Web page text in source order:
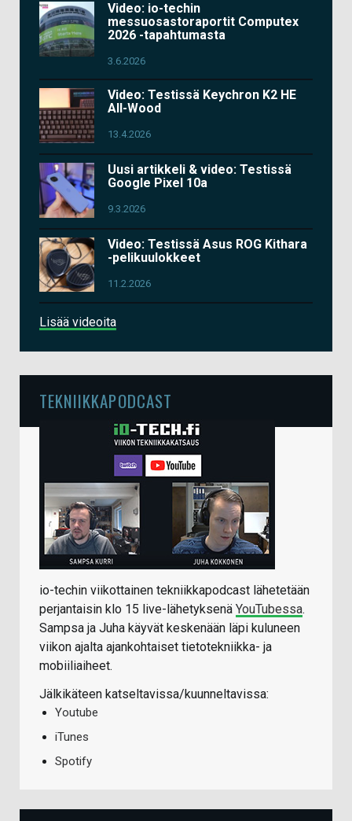
Video: io-techin
messuosastoraportit Computex
2026 -tapahtumasta
3.6.2026
Video: Testissä Keychron K2 HE
All-Wood
13.4.2026
Uusi artikkeli & video: Testissä
Google Pixel 10a
9.3.2026
Video: Testissä Asus ROG Kithara
-pelikuulokkeet
11.2.2026
Lisää videoita
TEKNIIKKAPODCAST
io-techin viikottainen tekniikkapodcast lähetetään
perjantaisin klo 15 live-lähetyksenä YouTubessa.
Sampsa ja Juha käyvät keskenään läpi kuluneen
viikon ajalta ajankohtaiset tietotekniikka- ja
mobiiliaiheet.
Jälkikäteen katseltavissa/kuunneltavissa:
Youtube
iTunes
Spotify